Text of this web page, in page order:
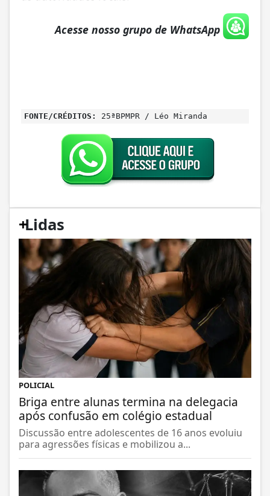
Acesse nosso grupo de WhatsApp
FONTE/CRÉDITOS: 25ªBPMPR / Léo Miranda
+
Lidas
POLICIAL
Briga entre alunas termina na delegacia
após confusão em colégio estadual
Discussão entre adolescentes de 16 anos evoluiu
para agressões físicas e mobilizou a...